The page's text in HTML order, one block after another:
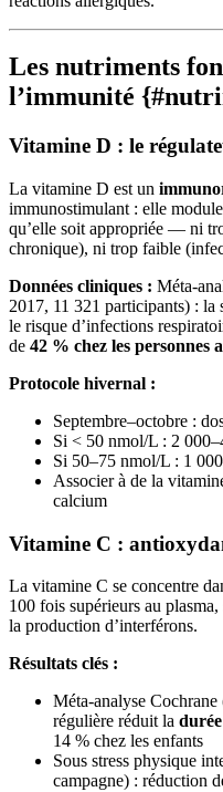
Les nutriments
l’immunité
Vitamine D : le
La vitamine D est un
immunostimulant : elle
qu’elle soit appropriée — ni
chronique), ni trop faible
Données cliniques : Méta-
2017, 11 321 participants) :
le risque d’infections
de 42 % chez les
Protocole hivernal :
Septembre–octobre :
Si < 50 nmol/L : 2
Si 50–75 nmol/L : 1
Associer à de la
calcium
Vitamine C :
La vitamine C se concentre
100 fois supérieurs au
la production d’interférons.
Résultats clés :
Méta-analyse
régulière réduit la
14 % chez les enfants
Sous stress physique
campagne) : réduction